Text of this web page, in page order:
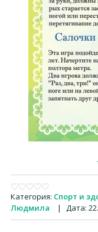
Категория: Спорт и
Людмила
| Дата: